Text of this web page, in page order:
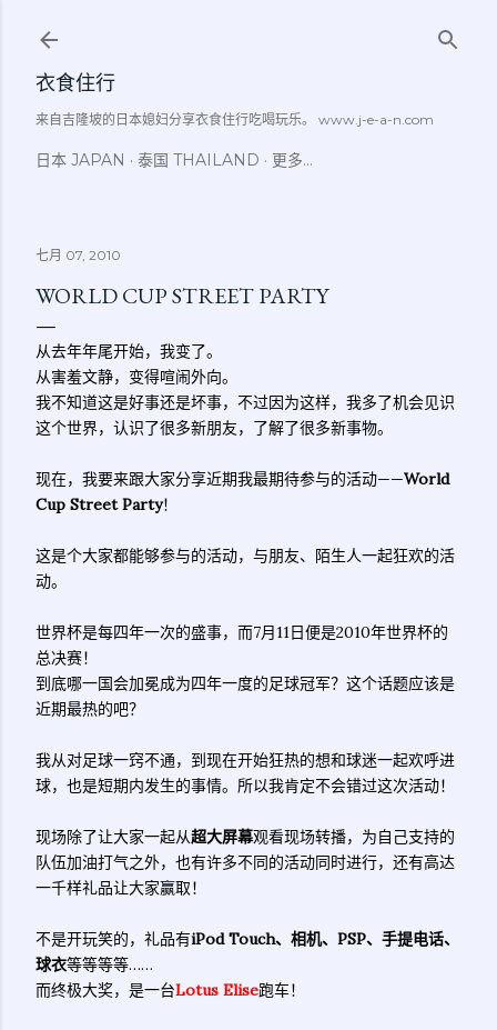
衣食住行
来自吉隆坡的日本媳妇分享衣食住行吃喝玩乐。 www.j-e-a-n.com
日本 JAPAN 泰国 THAILAND 更多…
七月 07, 2010
WORLD CUP STREET PARTY
从去年年尾开始，我变了。
从害羞文静，变得喧闹外向。
我不知道这是好事还是坏事，不过因为这样，我多了机会见识
这个世界，认识了很多新朋友，了解了很多新事物。
现在，我要来跟大家分享近期我最期待参与的活动——World
Cup Street Party！
这是个大家都能够参与的活动，与朋友、陌生人一起狂欢的活
动。
世界杯是每四年一次的盛事，而7月11日便是2010年世界杯的
总决赛！
到底哪一国会加冕成为四年一度的足球冠军？这个话题应该是
近期最热的吧？
我从对足球一窍不通，到现在开始狂热的想和球迷一起欢呼进
球，也是短期内发生的事情。所以我肯定不会错过这次活动！
现场除了让大家一起从超大屏幕观看现场转播，为自己支持的
队伍加油打气之外，也有许多不同的活动同时进行，还有高达
一千样礼品让大家赢取！
不是开玩笑的，礼品有iPod Touch、相机、PSP、手提电话、
球衣等等等等……
而终极大奖，是一台Lotus Elise跑车！